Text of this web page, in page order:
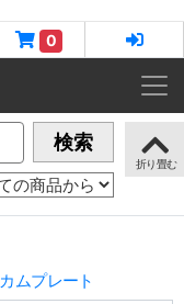
0
検索
カムプレート